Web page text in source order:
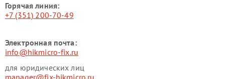
Горячая линия:
+7 (351) 200-70-49
Электронная почта:
info@hikmicro-fix.ru
для юридических лиц